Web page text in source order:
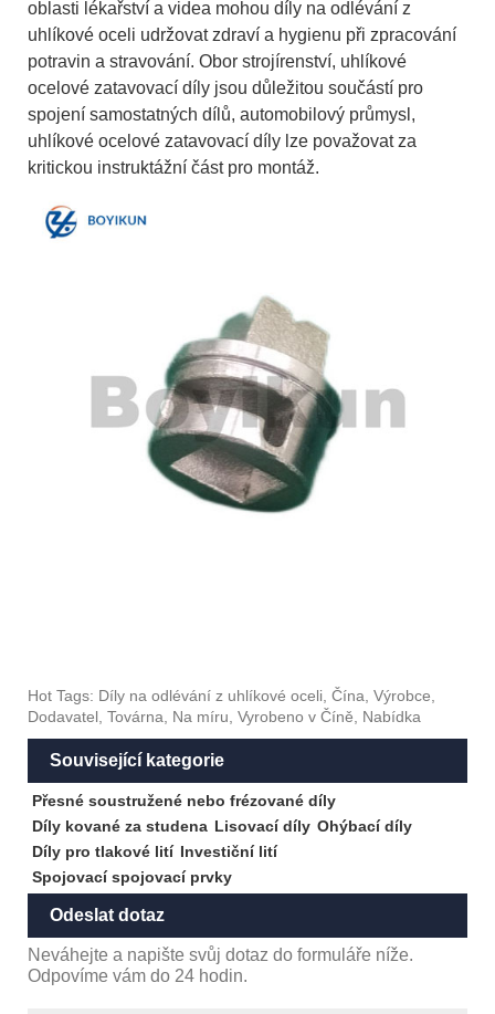
oblasti lékařství a videa mohou díly na odlévání z
uhlíkové oceli udržovat zdraví a hygienu při zpracování
potravin a stravování. Obor strojírenství, uhlíkové
ocelové zatavovací díly jsou důležitou součástí pro
spojení samostatných dílů, automobilový průmysl,
uhlíkové ocelové zatavovací díly lze považovat za
kritickou instruktážní část pro montáž.
Hot Tags: Díly na odlévání z uhlíkové oceli, Čína, Výrobce,
Dodavatel, Továrna, Na míru, Vyrobeno v Číně, Nabídka
Související kategorie
Přesné soustružené nebo frézované díly
Díly kované za studena Lisovací díly Ohýbací díly
Díly pro tlakové lití Investiční lití
Spojovací spojovací prvky
Odeslat dotaz
Neváhejte a napište svůj dotaz do formuláře níže.
Odpovíme vám do 24 hodin.